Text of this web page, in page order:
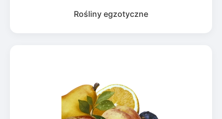
Rośliny egzotyczne